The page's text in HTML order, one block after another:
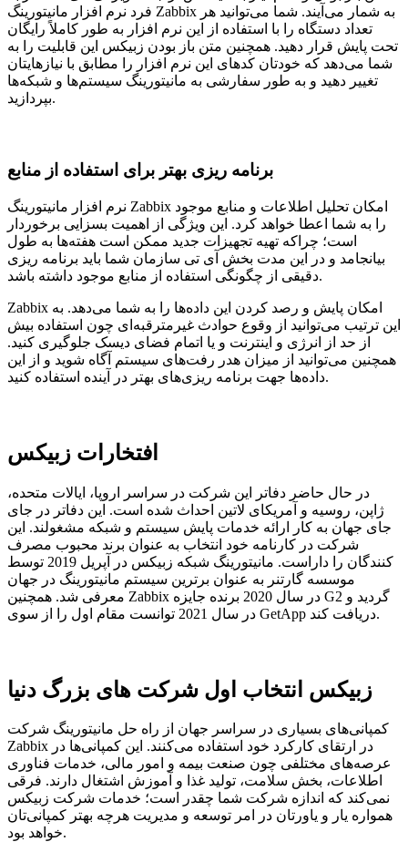
فرد نرم افزار مانیتورینگ Zabbix به شمار می‌آیند. شما می‌توانید هر
تعداد دستگاه را با استفاده از این نرم افزار به طور کاملاً رایگان
تحت پایش قرار دهید. همچنین متن باز بودن زبیکس این قابلیت را به
شما می‌دهد که خودتان کدهای این نرم افزار را مطابق با نیازهایتان
تغییر دهید و به طور سفارشی به مانیتورینگ سیستم‌ها و شبکه‌ها
بپردازید.
برنامه ریزی بهتر برای استفاده از منابع
نرم افزار مانیتورینگ Zabbix امکان تحلیل اطلاعات و منابع موجود
را به شما اعطا خواهد کرد. این ویژگی از اهمیت بسزایی برخوردار
است؛ چراکه تهیه تجهیزات جدید ممکن است هفته‌ها به طول
بیانجامد و در این مدت بخش آی تی سازمان شما باید برنامه ریزی
دقیقی از چگونگی استفاده از منابع موجود داشته باشد.
Zabbix امکان پایش و رصد کردن این داده‌ها را به شما می‌دهد. به
این ترتیب می‌توانید از وقوع حوادث غیرمترقبه‌ای چون استفاده بیش
از حد از انرژی و اینترنت و یا اتمام فضای دیسک جلوگیری کنید.
همچنین می‌توانید از میزان هدر رفت‌های سیستم آگاه شوید و از این
داده‌ها جهت برنامه ریزی‌های بهتر در آینده استفاده کنید.
افتخارات زبیکس
در حال حاضر دفاتر این شرکت در سراسر اروپا، ایالات متحده،
ژاپن، روسیه و آمریکای لاتین احداث شده است. این دفاتر در جای
جای جهان به کار ارائه خدمات پایش سیستم و شبکه مشغولند. این
شرکت در کارنامه خود انتخاب به عنوان برند محبوب مصرف
کنندگان را داراست. مانیتورینگ شبکه زبیکس در آپریل 2019 توسط
موسسه گارتنر به عنوان برترین سیستم مانیتورینگ در جهان
معرفی شد. همچنین Zabbix در سال 2020 برنده جایزه G2 گردید و
در سال 2021 توانست مقام اول را از سوی GetApp دریافت کند.
زبیکس انتخاب اول شرکت های بزرگ دنیا
کمپانی‌های بسیاری در سراسر جهان از راه حل مانیتورینگ شرکت
Zabbix در ارتقای کارکرد خود استفاده می‌کنند. این کمپانی‌ها در
عرصه‌های مختلفی چون صنعت بیمه و امور مالی، خدمات فناوری
اطلاعات، بخش سلامت، تولید غذا و آموزش اشتغال دارند. فرقی
نمی‌کند که اندازه شرکت شما چقدر است؛ خدمات شرکت زبیکس
همواره یار و یاورتان در امر توسعه و مدیریت هرچه بهتر کمپانی‌تان
خواهد بود.